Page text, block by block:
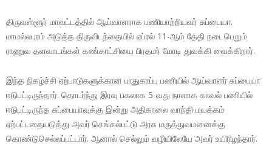
திருவள்ளூர் மாவட்டத்தில் ஆய்வாளராக பணியாற்றியவர் சுப்பையா.
மாமல்லபுரம் அடுத்த திருவிடந்தையில் ஏப்ரல் 11-ஆம் தேதி நடைபெறும்
ராணுவ தளவாடங்கள் கண்காட்சியை பிரதமர் மோடி துவக்கி வைக்கிறார்.
இந்த நிகழ்ச்சி ஏற்பாடுகளுக்கான பாதுகாப்பு பணியில் ஆய்வாளர் சுப்பையா
ஈடுபட்டிருந்தார். தொடர்ந்து இரவு பகலாக 5-வது நாளாக காவல் பணியில்
ஈடுபட்டிருந்த சுப்பையாவுக்கு இன்று அதிகாலை வாந்தி மயக்கம்
ஏற்பட்டதையடுத்து அவர் செங்கல்பட்டு அரசு மருத்துவமனைக்கு
கொண்டுசெல்லப்பட்டார். ஆனால் செல்லும் வழியிலேயே அவர் உயிரிழந்தார்.